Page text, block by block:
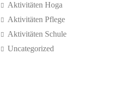
Aktivitäten Hoga
Aktivitäten Pflege
Aktivitäten Schule
Uncategorized